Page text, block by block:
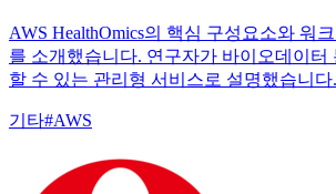
AWS HealthOmics의 핵심 구성요소와 워
를 소개했습니다. 연구자가 바이오데이터
할 수 있는 관리형 서비스로 설명했습니다.
기타#AWS